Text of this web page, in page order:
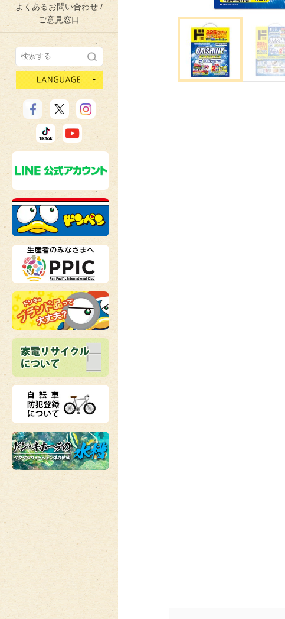
よくあるお問い合わせ /
ご意見窓口